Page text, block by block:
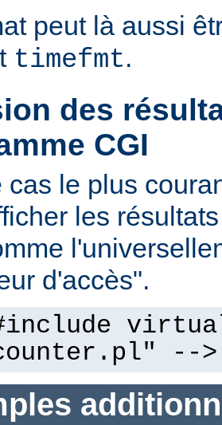
peut là aussi
timefmt.
des
CGI
cas le plus
les
d'accès".
-->